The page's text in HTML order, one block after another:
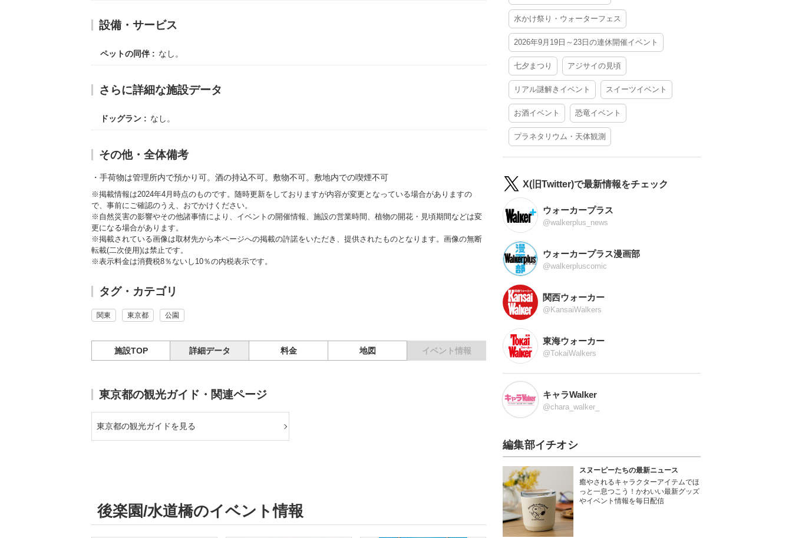
設備・サービス
ペットの同伴 なし。
さらに詳細な施設データ
ドッグラン なし。
その他・全体備考
手荷物は管理所内で預かり可。酒の持込不可。敷物不可。敷地内での喫煙不可
※掲載情報は2024年4月時点のものです。随時更新をしておりますが内容が変更となっている場合がありますの
で、事前にご確認のうえ、おでかけください。
※自然災害の影響やその他諸事情により、イベントの開催情報、施設の営業時間、植物の開花・見頃期間などは変
更になる場合があります。
※掲載されている画像は取材先から本ページへの掲載の許諾をいただき、提供されたものとなります。画像の無断
転載(二次使用)は禁止です。
※表示料金は消費税8％ないし10％の内税表示です。
タグ・カテゴリ
関東 東京都 公園
施設TOP 詳細データ 料金 地図 イベント情報
東京都の観光ガイド・関連ページ
東京都の観光ガイドを見る
後楽園/水道橋のイベント情報
水かけ祭り・ウォーターフェス
2026年9月19日～23日の連休開催イベント
七夕まつり アジサイの見頃
リアル謎解きイベント スイーツイベント
お酒イベント 恐竜イベント
プラネタリウム・天体観測
X(旧Twitter)で最新情報をチェック
ウォーカープラス
@walkerplus_news
ウォーカープラス漫画部
@walkerpluscomic
関西ウォーカー
@KansaiWalkers
東海ウォーカー
@TokaiWalkers
キャラWalker
@chara_walker_
編集部イチオシ
スヌーピーたちの最新ニュース
癒やされるキャラクターアイテムでほ
っと一息つこう！かわいい最新グッズ
やイベント情報を毎日配信